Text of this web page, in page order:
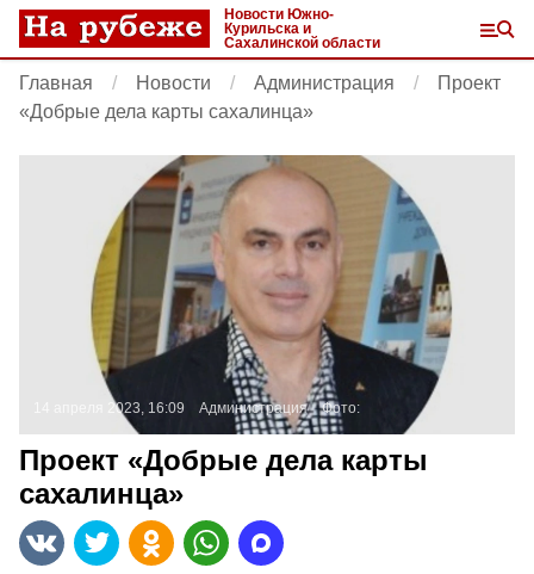
Новости Южно-
Курильска и
Сахалинской области
Главная Новости Администрация
Проект
«Добрые дела карты сахалинца»
14 апреля 2023, 16:09 Администрация Фото:
Проект «Добрые дела карты
сахалинца»